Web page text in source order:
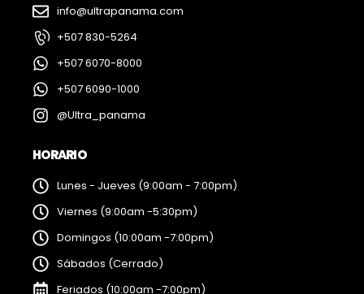
info@ultrapanama.com
+507 830-5264
+507 6070-8000
+507 6090-1000
@Ultra_panama
HORARIO
Lunes - Jueves (9:00am - 7:00pm)
Viernes (9:00am -5:30pm)
Domingos (10:00am -7:00pm)
Sábados (Cerrado)
Feriados (10:00am -7:00pm)